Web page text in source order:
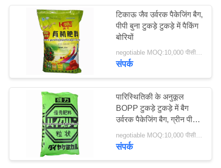
वाल्व सील बैग
7
FIBC थोक बैग
टिकाऊ जैव उर्वरक पैकेजिंग बैग,
पीपी बुना टुकड़े टुकड़े में पैकिंग
बोरियों
negotiable MOQ:10,000 पीसीएस
संपर्क
पारिस्थितिकी के अनुकूल
BOPP टुकड़े टुकड़े में बैग
उर्वरक पैकेजिंग बैग, ग्रीन पीपी
बुना बोरियों
संपर्क